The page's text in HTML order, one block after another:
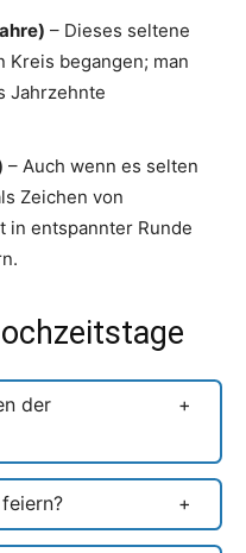
– Dieses seltene
begangen; man
Jahrzehnte
– Auch wenn es selten
Zeichen von
in entspannter Runde
der